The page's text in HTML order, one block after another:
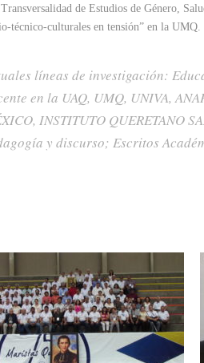
de Estudios de Género,
técnico-culturales en tensión” en la UMQ.
líneas de investigación:
en la UAQ, UMQ, UNIVA,
INSTITUTO QUERETANO
y discurso; Escritos